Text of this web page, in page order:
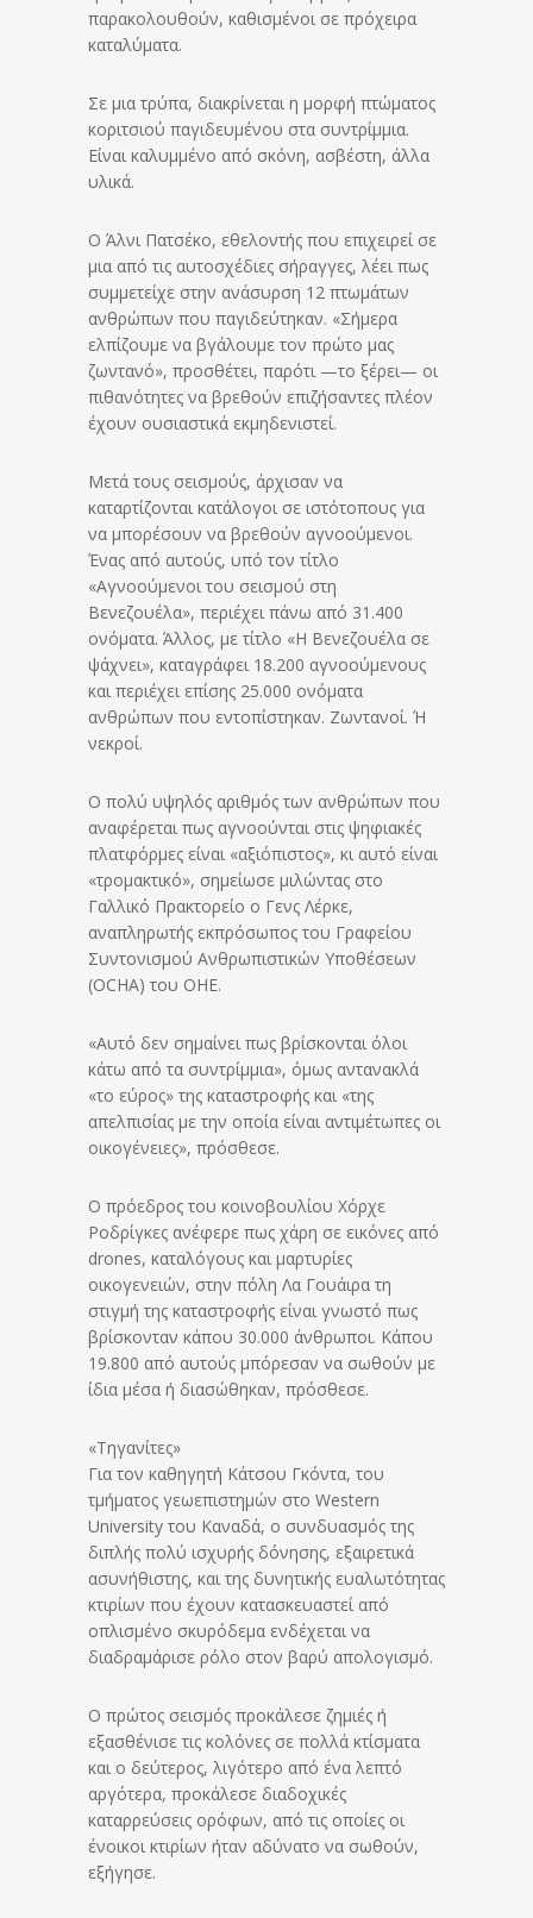
παρακολουθούν, καθισμένοι σε πρόχειρα
καταλύματα.
Σε μια τρύπα, διακρίνεται η μορφή πτώματος
κοριτσιού παγιδευμένου στα συντρίμμια.
Είναι καλυμμένο από σκόνη, ασβέστη, άλλα
υλικά.
Ο Άλνι Πατσέκο, εθελοντής που επιχειρεί σε
μια από τις αυτοσχέδιες σήραγγες, λέει πως
συμμετείχε στην ανάσυρση 12 πτωμάτων
ανθρώπων που παγιδεύτηκαν. «Σήμερα
ελπίζουμε να βγάλουμε τον πρώτο μας
ζωντανό», προσθέτει, παρότι —το ξέρει— οι
πιθανότητες να βρεθούν επιζήσαντες πλέον
έχουν ουσιαστικά εκμηδενιστεί.
Μετά τους σεισμούς, άρχισαν να
καταρτίζονται κατάλογοι σε ιστότοπους για
να μπορέσουν να βρεθούν αγνοούμενοι.
Ένας από αυτούς, υπό τον τίτλο
«Αγνοούμενοι του σεισμού στη
Βενεζουέλα», περιέχει πάνω από 31.400
ονόματα. Άλλος, με τίτλο «Η Βενεζουέλα σε
ψάχνει», καταγράφει 18.200 αγνοούμενους
και περιέχει επίσης 25.000 ονόματα
ανθρώπων που εντοπίστηκαν. Ζωντανοί. Ή
νεκροί.
Ο πολύ υψηλός αριθμός των ανθρώπων που
αναφέρεται πως αγνοούνται στις ψηφιακές
πλατφόρμες είναι «αξιόπιστος», κι αυτό είναι
«τρομακτικό», σημείωσε μιλώντας στο
Γαλλικό Πρακτορείο ο Γενς Λέρκε,
αναπληρωτής εκπρόσωπος του Γραφείου
Συντονισμού Ανθρωπιστικών Υποθέσεων
(OCHA) του ΟΗΕ.
«Αυτό δεν σημαίνει πως βρίσκονται όλοι
κάτω από τα συντρίμμια», όμως αντανακλά
«το εύρος» της καταστροφής και «της
απελπισίας με την οποία είναι αντιμέτωπες οι
οικογένειες», πρόσθεσε.
Ο πρόεδρος του κοινοβουλίου Χόρχε
Ροδρίγκες ανέφερε πως χάρη σε εικόνες από
drones, καταλόγους και μαρτυρίες
οικογενειών, στην πόλη Λα Γουάιρα τη
στιγμή της καταστροφής είναι γνωστό πως
βρίσκονταν κάπου 30.000 άνθρωποι. Κάπου
19.800 από αυτούς μπόρεσαν να σωθούν με
ίδια μέσα ή διασώθηκαν, πρόσθεσε.
«Τηγανίτες»
Για τον καθηγητή Κάτσου Γκόντα, του
τμήματος γεωεπιστημών στο Western
University του Καναδά, ο συνδυασμός της
διπλής πολύ ισχυρής δόνησης, εξαιρετικά
ασυνήθιστης, και της δυνητικής ευαλωτότητας
κτιρίων που έχουν κατασκευαστεί από
οπλισμένο σκυρόδεμα ενδέχεται να
διαδραμάρισε ρόλο στον βαρύ απολογισμό.
Ο πρώτος σεισμός προκάλεσε ζημιές ή
εξασθένισε τις κολόνες σε πολλά κτίσματα
και ο δεύτερος, λιγότερο από ένα λεπτό
αργότερα, προκάλεσε διαδοχικές
καταρρεύσεις ορόφων, από τις οποίες οι
ένοικοι κτιρίων ήταν αδύνατο να σωθούν,
εξήγησε.